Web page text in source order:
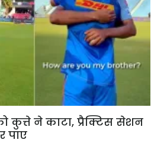
कुत्ते ने काटा, प्रैक्टिस सेशन
पाए